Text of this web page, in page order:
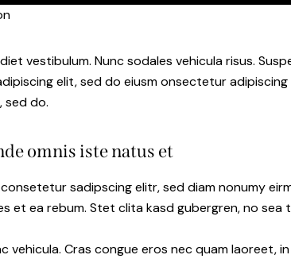
vestibulum. Nunc sodales vehicula risus.
elit, sed do eiusm onsectetur
sed do.
omnis iste natus et
sadipscing elitr, sed diam nonumy
et ea rebum. Stet clita kasd gubergren, no
vehicula. Cras congue eros nec quam